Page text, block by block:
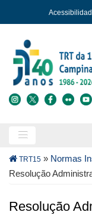
para
conteúdo
principal
Buscar
Trilha
de
TRT15 » Normas
Resolução
Resolução